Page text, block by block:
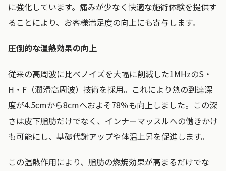
に強化しています。痛みが少なく快適な施術体験を提供す
ることにより、お客様満足度の向上にも寄与します。
圧倒的な温熱効果の向上
従来の高周波に比べノイズを大幅に削減した1MHzのS・
H・F（潤滑高周波）技術を採用。これにより熱の到達深
度が4.5cmから8cmへおよそ78％も向上しました。この深
さは皮下脂肪だけでなく、インナーマッスルへの働きかけ
も可能にし、基礎代謝アップや体温上昇を促進します。
この温熱作用により、脂肪の燃焼効果が高まるだけでな